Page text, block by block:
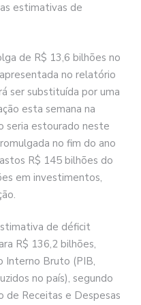
estimativas de
de R$ 13,6 bilhões no
no relatório
ser substituída por uma
esta semana na
seria estourado neste
no fim do ano
R$ 145 bilhões do
em investimentos,
de déficit
R$ 136,2 bilhões,
Interno Bruto (PIB,
no país), segundo
de Receitas e Despesas